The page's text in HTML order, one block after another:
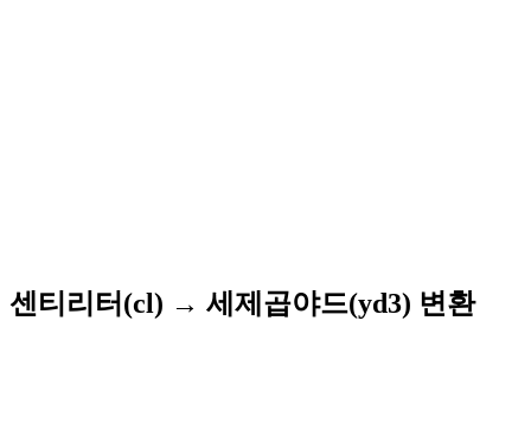
센티리터(cl) → 세제곱야드(yd3) 변환